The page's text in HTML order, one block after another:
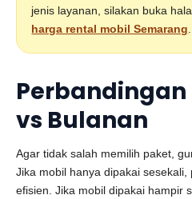
jenis layanan, silakan buka
harga rental mobil Semarang
Perbandingan
vs Bulanan
Agar tidak salah memilih paket,
Jika mobil hanya dipakai
efisien. Jika mobil dipakai hampir